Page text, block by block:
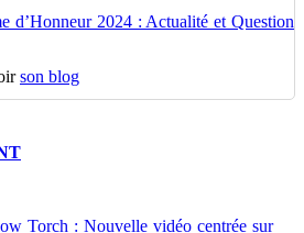
d’Honneur 2024 : Actualité et Question
son blog
Torch : Nouvelle vidéo centrée sur